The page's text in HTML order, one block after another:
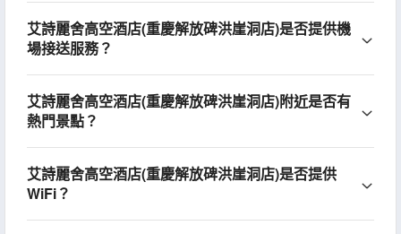
艾詩麗舍高空酒店(重慶解放碑洪崖洞店)是否提供機
場接送服務？
艾詩麗舍高空酒店(重慶解放碑洪崖洞店)附近是否有
熱門景點？
艾詩麗舍高空酒店(重慶解放碑洪崖洞店)是否提供
WiFi？